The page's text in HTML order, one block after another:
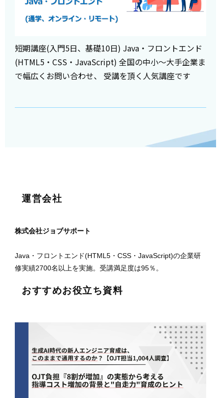
短期講座(入門5日、基礎10日) Java・フロントエンド
(HTML5・CSS・JavaScript) 全国の中小～大手企業ま
で幅広くお問い合わせ、 受講を頂く人気講座です
運営会社
株式会社ジョブサポート
Java・フロントエンド(HTML5・CSS・JavaScript)の企業研
修実績2700名以上を実施。受講満足度は95％。
おすすめお役立ち資料